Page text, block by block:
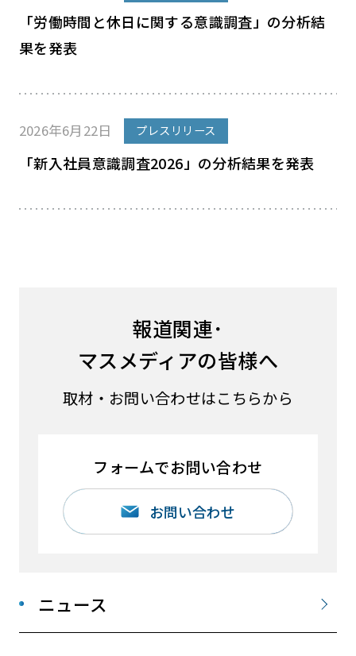
ニュース
「労働時間と休日に関する意識調査」の分析結
果を発表
2026年6月22日 プレスリリース
「新入社員意識調査2026」の分析結果を発表
報道関連･
マスメディアの皆様へ
取材・お問い合わせはこちらから
フォームでお問い合わせ
お問い合わせ